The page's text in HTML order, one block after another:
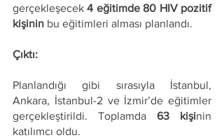
gerçekleşecek 4 eğitimde 80 HIV pozitif
kişinin bu eğitimleri alması planlandı.
Çıktı:
Planlandığı gibi sırasıyla İstanbul,
Ankara, İstanbul-2 ve İzmir’de eğitimler
gerçekleştirildi. Toplamda 63 kişinin
katılımcı oldu.